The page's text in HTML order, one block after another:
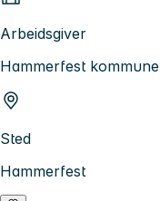
Arbeidsgiver
Hammerfest kommune
Sted
Hammerfest